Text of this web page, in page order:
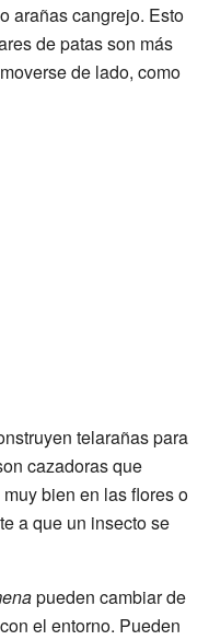
arañas cangrejo. Esto
de patas son más
de lado, como
telarañas para
cazadoras que
bien en las flores o
a que un insecto se
pueden cambiar de
el entorno. Pueden